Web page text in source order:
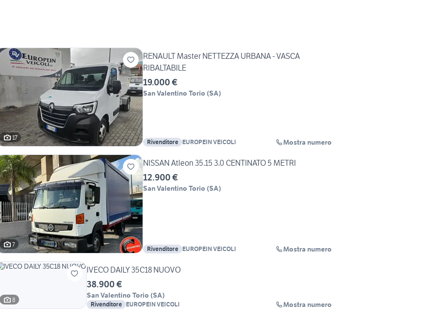
17
RENAULT Master NETTEZZA URBANA - VASCA
RIBALTABILE
19.000 €
San Valentino Torio (SA)
Rivenditore EUROPEIN VEICOLI Mostra numero
7
NISSAN Atleon 35.15 3.0 CENTINATO 5 METRI
12.900 €
San Valentino Torio (SA)
Rivenditore EUROPEIN VEICOLI Mostra numero
8
IVECO DAILY 35C18 NUOVO
38.900 €
San Valentino Torio (SA)
Rivenditore EUROPEIN VEICOLI Mostra numero